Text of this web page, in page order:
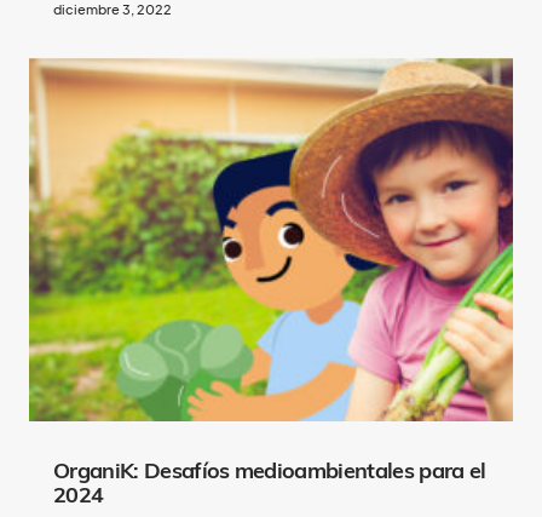
diciembre 3, 2022
OrganiK: Desafíos medioambientales para el
2024